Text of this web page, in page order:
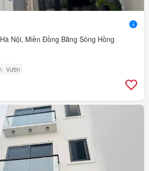
Nội, Miền Đồng Bằng Sông Hồng
Vườn